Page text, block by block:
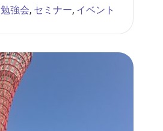
勉強会, セミナー, イベント